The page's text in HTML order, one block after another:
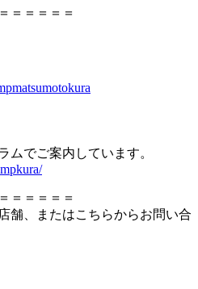
＝＝＝＝＝
ムでご案内しています。
＝＝＝＝＝
舗、またはこちらからお問い合